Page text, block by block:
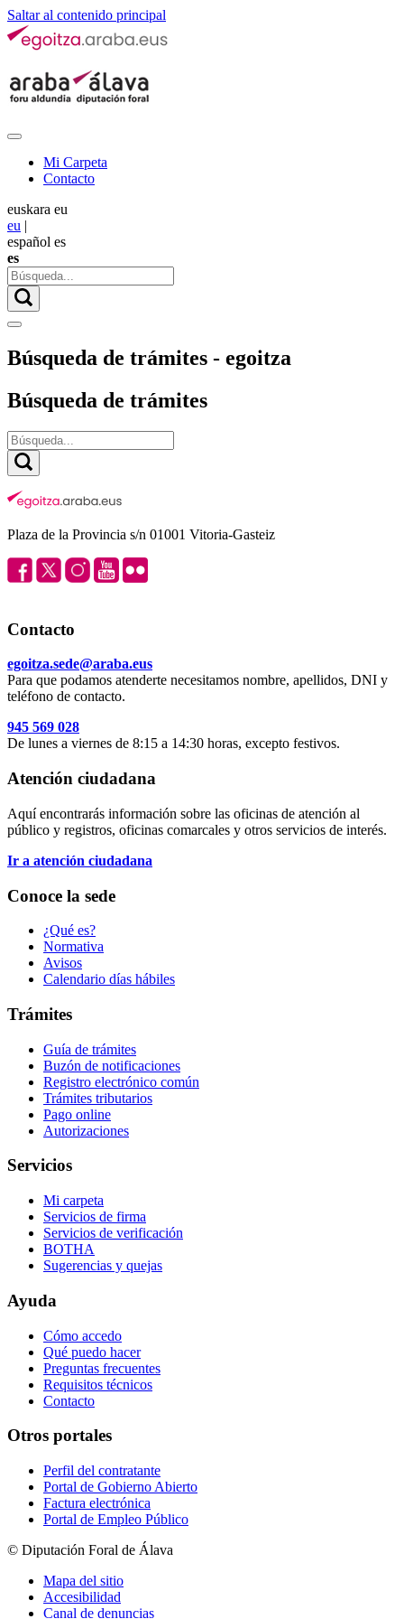
Saltar al contenido principal
Mi Carpeta
Contacto
euskara eu
eu |
español es
es
Búsqueda de trámites - egoitza
Búsqueda de trámites
Plaza de la Provincia s/n 01001 Vitoria-Gasteiz
Contacto
egoitza.sede@araba.eus
Para que podamos atenderte necesitamos nombre, apellidos, DNI y
teléfono de contacto.
945 569 028
De lunes a viernes de 8:15 a 14:30 horas, excepto festivos.
Atención ciudadana
Aquí encontrarás información sobre las oficinas de atención al
público y registros, oficinas comarcales y otros servicios de interés.
Ir a atención ciudadana
Conoce la sede
¿Qué es?
Normativa
Avisos
Calendario días hábiles
Trámites
Guía de trámites
Buzón de notificaciones
Registro electrónico común
Trámites tributarios
Pago online
Autorizaciones
Servicios
Mi carpeta
Servicios de firma
Servicios de verificación
BOTHA
Sugerencias y quejas
Ayuda
Cómo accedo
Qué puedo hacer
Preguntas frecuentes
Requisitos técnicos
Contacto
Otros portales
Perfil del contratante
Portal de Gobierno Abierto
Factura electrónica
Portal de Empleo Público
© Diputación Foral de Álava
Mapa del sitio
Accesibilidad
Canal de denuncias